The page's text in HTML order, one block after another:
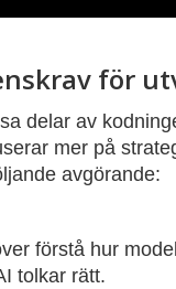
för
delar av
mer på
avgörande:
förstå hur
tolkar rätt.